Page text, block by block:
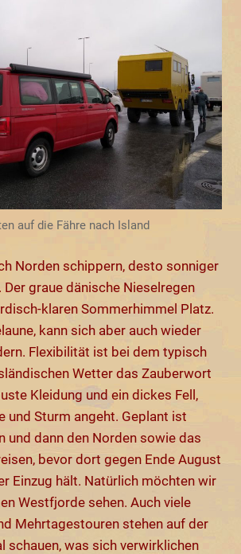
auf die Fähre nach Island
Norden schippern, desto sonniger
graue dänische Nieselregen
klaren Sommerhimmel Platz.
kann sich aber auch wieder
Flexibilität ist bei dem typisch
Wetter das Zauberwort
Kleidung und ein dickes Fell,
und Sturm angeht. Geplant ist
und dann den Norden sowie das
bevor dort gegen Ende August
Einzug hält. Natürlich möchten wir
Westfjorde sehen. Auch viele
Mehrtagestouren stehen auf der
schauen, was sich verwirklichen